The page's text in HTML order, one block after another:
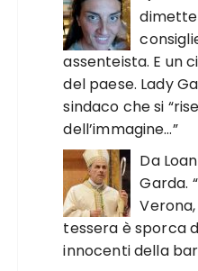
assenteista. E un
del paese. Lady
sindaco che si
dell’immagine…”
Da
Garda.
tessera è sporca
innocenti della